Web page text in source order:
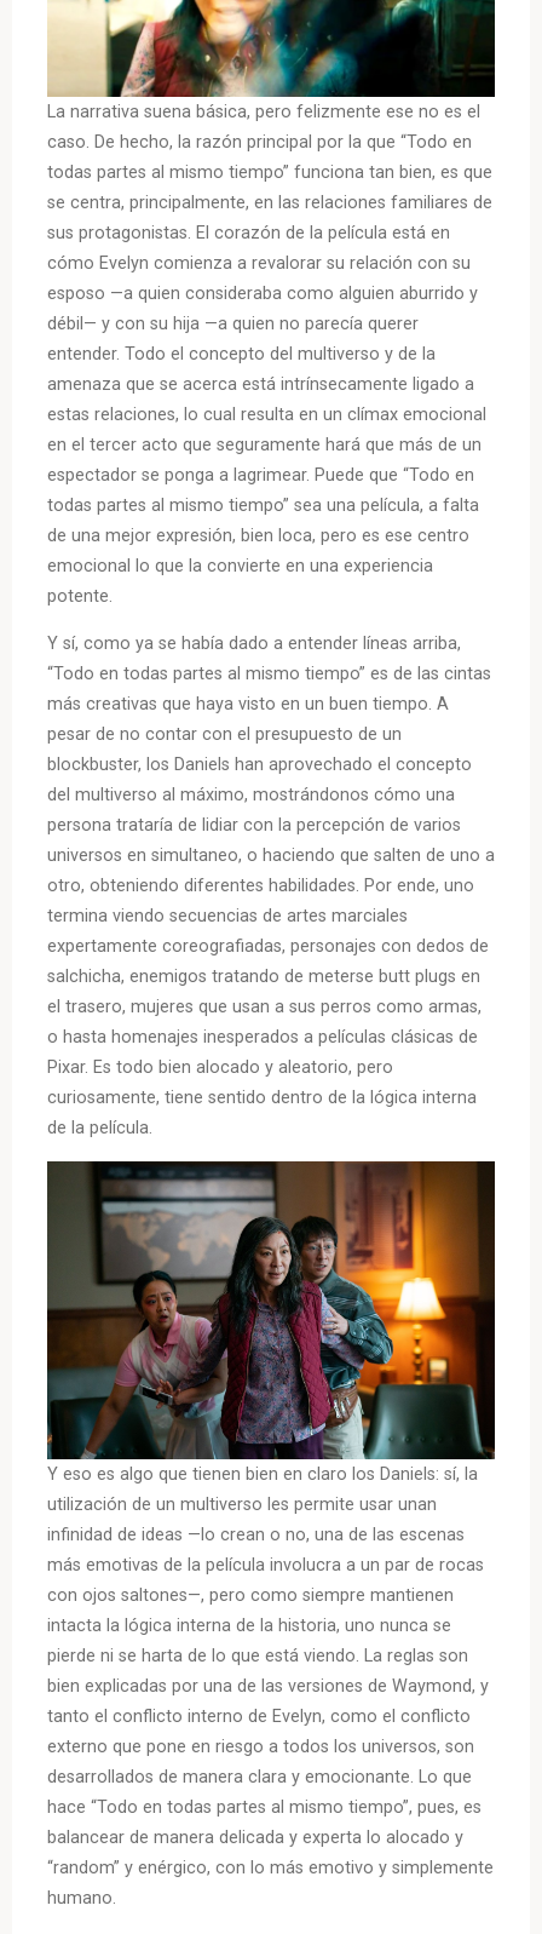
La narrativa suena básica, pero felizmente ese no es el
caso. De hecho, la razón principal por la que “Todo en
todas partes al mismo tiempo” funciona tan bien, es que
se centra, principalmente, en las relaciones familiares de
sus protagonistas. El corazón de la película está en
cómo Evelyn comienza a revalorar su relación con su
esposo —a quien consideraba como alguien aburrido y
débil— y con su hija —a quien no parecía querer
entender. Todo el concepto del multiverso y de la
amenaza que se acerca está intrínsecamente ligado a
estas relaciones, lo cual resulta en un clímax emocional
en el tercer acto que seguramente hará que más de un
espectador se ponga a lagrimear. Puede que “Todo en
todas partes al mismo tiempo” sea una película, a falta
de una mejor expresión, bien loca, pero es ese centro
emocional lo que la convierte en una experiencia
potente.
Y sí, como ya se había dado a entender líneas arriba,
“Todo en todas partes al mismo tiempo” es de las cintas
más creativas que haya visto en un buen tiempo. A
pesar de no contar con el presupuesto de un
blockbuster, los Daniels han aprovechado el concepto
del multiverso al máximo, mostrándonos cómo una
persona trataría de lidiar con la percepción de varios
universos en simultaneo, o haciendo que salten de uno a
otro, obteniendo diferentes habilidades. Por ende, uno
termina viendo secuencias de artes marciales
expertamente coreografiadas, personajes con dedos de
salchicha, enemigos tratando de meterse butt plugs en
el trasero, mujeres que usan a sus perros como armas,
o hasta homenajes inesperados a películas clásicas de
Pixar. Es todo bien alocado y aleatorio, pero
curiosamente, tiene sentido dentro de la lógica interna
de la película.
Y eso es algo que tienen bien en claro los Daniels: sí, la
utilización de un multiverso les permite usar unan
infinidad de ideas —lo crean o no, una de las escenas
más emotivas de la película involucra a un par de rocas
con ojos saltones—, pero como siempre mantienen
intacta la lógica interna de la historia, uno nunca se
pierde ni se harta de lo que está viendo. La reglas son
bien explicadas por una de las versiones de Waymond, y
tanto el conflicto interno de Evelyn, como el conflicto
externo que pone en riesgo a todos los universos, son
desarrollados de manera clara y emocionante. Lo que
hace “Todo en todas partes al mismo tiempo”, pues, es
balancear de manera delicada y experta lo alocado y
“random” y enérgico, con lo más emotivo y simplemente
humano.